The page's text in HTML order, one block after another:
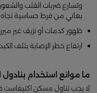
وتسارع ضربات القلب
يعاني من فرط حساسية تجاه
ظهور كدمات أو نزيف غير مبرر
ارتفاع خطر الإصابة بتلف
ما موانع استخدام
لا يجب تناول مسكن اكتيفاست